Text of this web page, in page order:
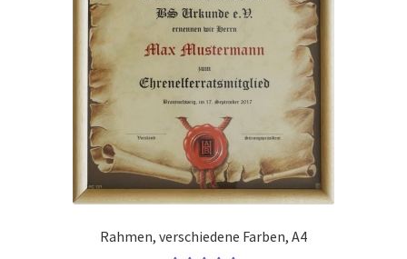
Rahmen, verschiedene Farben, A4